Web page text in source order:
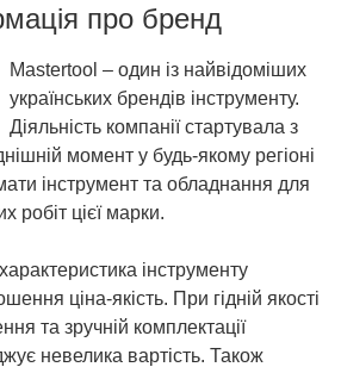
про бренд
Mastertool – один із найвідоміших
українських брендів інструменту.
Діяльність компанії стартувала з
момент у будь-якому регіоні
інструмент та обладнання для
робіт цієї марки.
інструменту
ціна-якість. При гідній якості
та зручній комплектації
невелика вартість. Також